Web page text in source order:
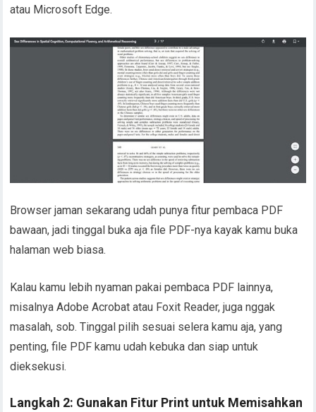
atau Microsoft Edge.
Browser jaman sekarang udah punya fitur pembaca PDF
bawaan, jadi tinggal buka aja file PDF-nya kayak kamu buka
halaman web biasa.
Kalau kamu lebih nyaman pakai pembaca PDF lainnya,
misalnya Adobe Acrobat atau Foxit Reader, juga nggak
masalah, sob. Tinggal pilih sesuai selera kamu aja, yang
penting, file PDF kamu udah kebuka dan siap untuk
dieksekusi.
Langkah 2: Gunakan Fitur Print untuk Memisahkan